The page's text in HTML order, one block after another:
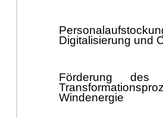
Digitalisierung und
Förderung des
Windenergie